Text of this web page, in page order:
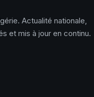
Actualité nationale,
et mis à jour en continu.